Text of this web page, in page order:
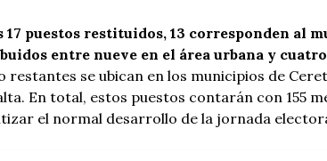
17 puestos restituidos, 13 corresponden al
entre nueve en el área urbana y
restantes se ubican en los municipios de
En total, estos puestos contarán con 155
el normal desarrollo de la jornada